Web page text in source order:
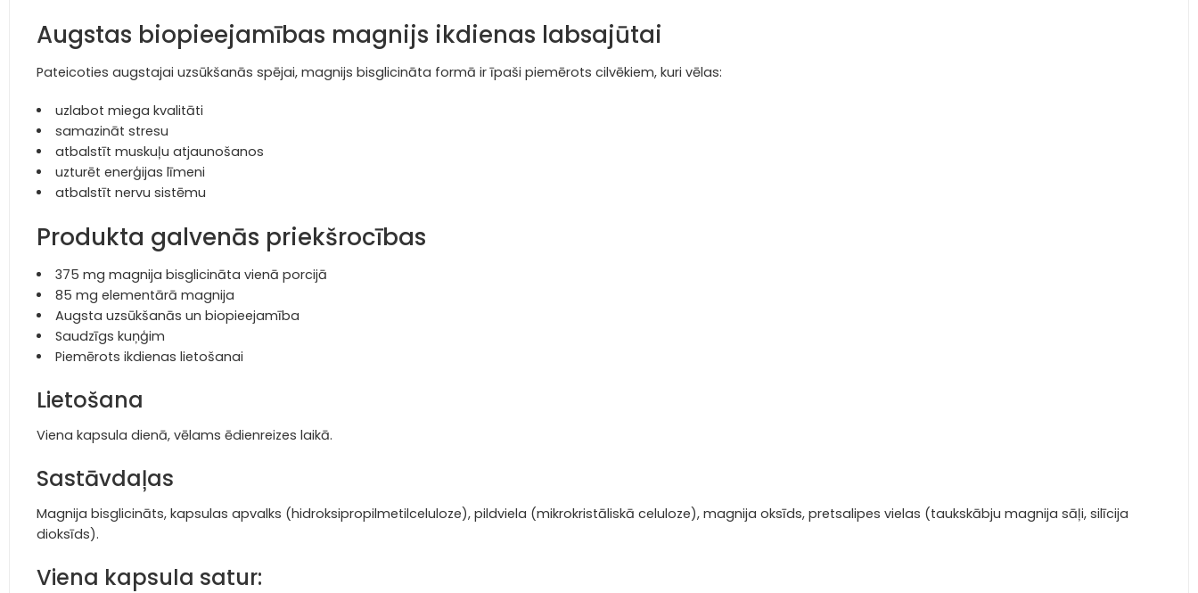
Augstas biopieejamības magnijs ikdienas labsajūtai
Pateicoties augstajai uzsūkšanās spējai, magnijs bisglicināta formā ir īpaši piemērots cilvēkiem, kuri vēlas:
uzlabot miega kvalitāti
samazināt stresu
atbalstīt muskuļu atjaunošanos
uzturēt enerģijas līmeni
atbalstīt nervu sistēmu
Produkta galvenās priekšrocības
375 mg magnija bisglicināta vienā porcijā
85 mg elementārā magnija
Augsta uzsūkšanās un biopieejamība
Saudzīgs kuņģim
Piemērots ikdienas lietošanai
Lietošana
Viena kapsula dienā, vēlams ēdienreizes laikā.
Sastāvdaļas
Magnija bisglicināts, kapsulas apvalks (hidroksipropilmetilceluloze), pildviela (mikrokristāliskā celuloze), magnija oksīds, pretsalipes vielas (taukskābju magnija sāļi, silīcija
dioksīds).
Viena kapsula satur: